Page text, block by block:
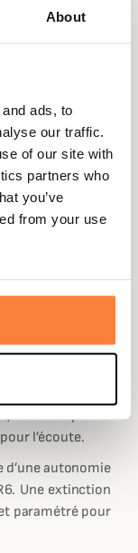
About
ads, to
our traffic.
of our site with
partners who
you’ve
from your use
un tout
avec une
(SNR) et une
+8db permettant
à double
de l’oxydation
de réglage
guidera dans
un smartphone
l’écoute.
d’une autonomie
Une extinction
paramétré pour